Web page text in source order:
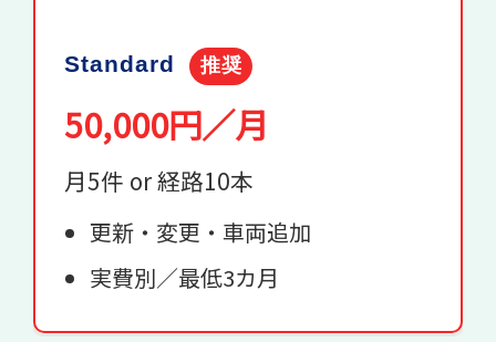
Standard 推奨
50,000円／月
月5件 or 経路10本
更新・変更・車両追加
実費別／最低3カ月